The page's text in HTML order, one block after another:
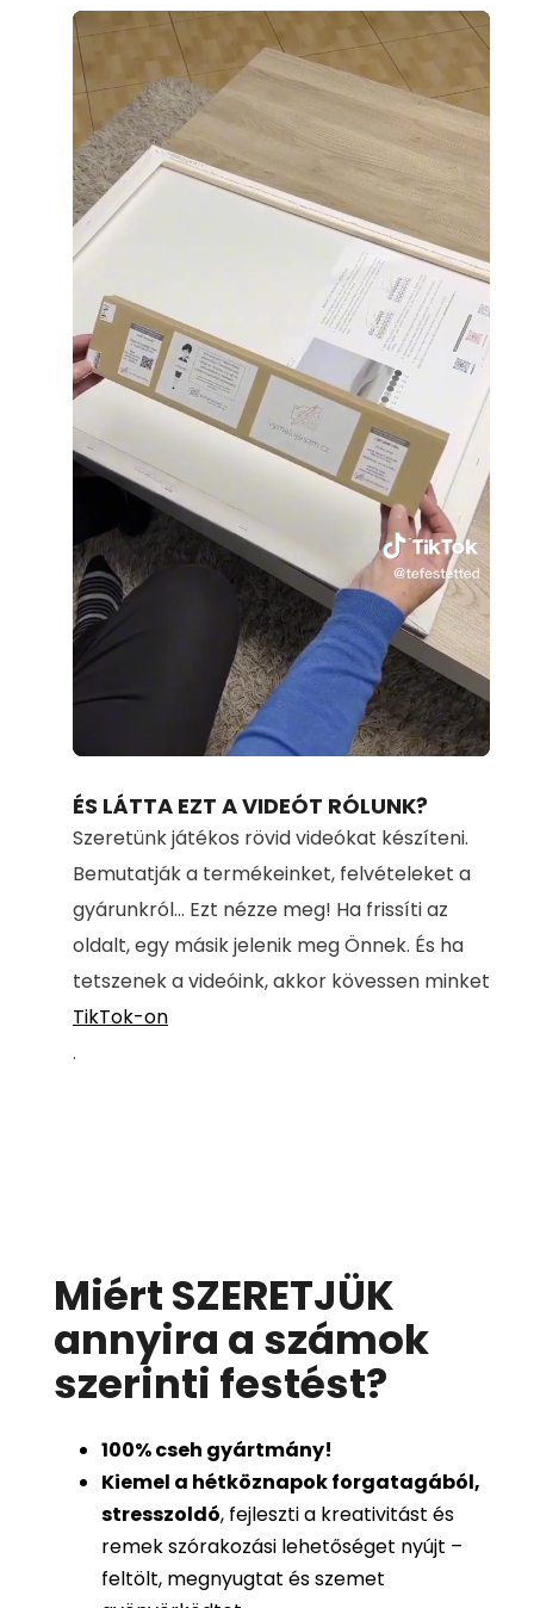
Loaded:
71.00%
ÉS LÁTTA EZT A VIDEÓT RÓLUNK?
Szeretünk játékos rövid videókat készíteni.
Bemutatják a termékeinket, felvételeket a
gyárunkról... Ezt nézze meg! Ha frissíti az
oldalt, egy másik jelenik meg Önnek. És ha
tetszenek a videóink, akkor kövessen minket
TikTok-on
.
Miért SZERETJÜK
annyira a számok
szerinti festést?
100%cseh gyártmány!
Kiemel a hétköznapok forgatagából,
stresszoldó, fejleszti a kreativitást és
remek szórakozási lehetőséget nyújt –
feltölt, megnyugtat és szemet